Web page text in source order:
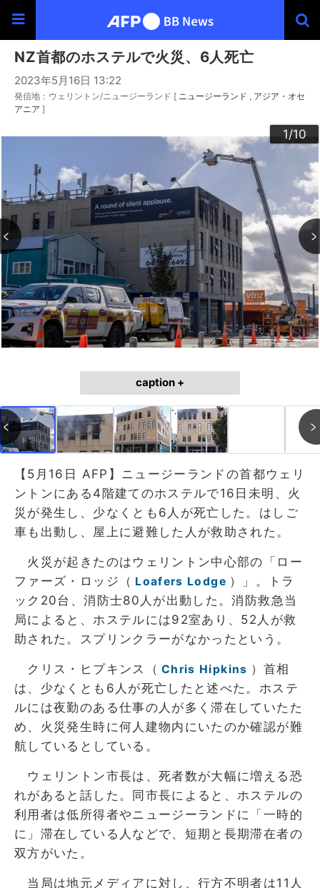
NZ首都のホステルで火災、6人死亡
2023年5月16日 13:22
発信地：ウェリントン/ニュージーランド [ ニュージーランド
アジア・オセ
アニア ]
1/10
2/10
3/10
4/10
5/10
6/10
7/10
8/10
9/10
10/10
caption +
【5月16日 AFP】ニュージーランドの首都ウェリ
ントンにある4階建てのホステルで16日未明、火
災が発生し、少なくとも6人が死亡した。はしご
車も出動し、屋上に避難した人が救助された。
火災が起きたのはウェリントン中心部の「ロー
ファーズ・ロッジ（ Loafers Lodge ）」。トラ
ック20台、消防士80人が出動した。消防救急当
局によると、ホステルには92室あり、52人が救
助された。スプリンクラーがなかったという。
クリス・ヒプキンス（ Chris Hipkins ）首相
は、少なくとも6人が死亡したと述べた。ホステ
ルには夜勤のある仕事の人が多く滞在していたた
め、火災発生時に何人建物内にいたのか確認が難
航しているとしている。
ウェリントン市長は、死者数が大幅に増える恐
れがあると話した。同市長によると、ホステルの
利用者は低所得者やニュージーランドに「一時的
に」滞在している人などで、短期と長期滞在者の
双方がいた。
当局は地元メディアに対し、行方不明者は11人